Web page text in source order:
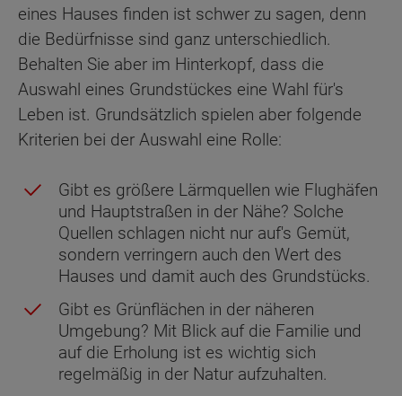
eines Hauses finden ist schwer zu sagen, denn
die Bedürfnisse sind ganz unterschiedlich.
Behalten Sie aber im Hinterkopf, dass die
Auswahl eines Grundstückes eine Wahl für's
Leben ist. Grundsätzlich spielen aber folgende
Kriterien bei der Auswahl eine Rolle:
Gibt es größere Lärmquellen wie Flughäfen
und Hauptstraßen in der Nähe? Solche
Quellen schlagen nicht nur auf's Gemüt,
sondern verringern auch den Wert des
Hauses und damit auch des Grundstücks.
Gibt es Grünflächen in der näheren
Umgebung? Mit Blick auf die Familie und
auf die Erholung ist es wichtig sich
regelmäßig in der Natur aufzuhalten.